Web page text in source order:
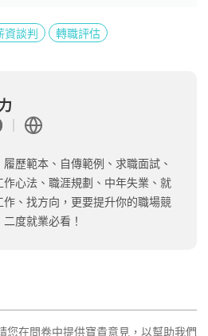
資談判 轉職評估
歷範本、自傳範例、求職面試、
心法、職涯規劃、中年失業、就
、找方向，更要提升你的職場競
度就業必看！
您在問卷中提供寶貴意見，以幫助我們